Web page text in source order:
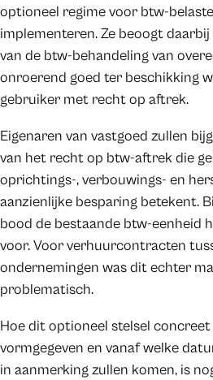
optioneel regime voor btw-
implementeren. Ze beoogt
van de btw-behandeling van
onroerend goed ter beschikking
gebruiker met recht op aftrek.
Eigenaren van vastgoed zullen
van het recht op btw-aftrek die
oprichtings-, verbouwings- en
aanzienlijke besparing betekent.
bood de bestaande btw-eenheid
voor. Voor verhuurcontracten
ondernemingen was dit echter
problematisch.
Hoe dit optioneel stelsel
vormgegeven en vanaf welke
in aanmerking zullen komen, is